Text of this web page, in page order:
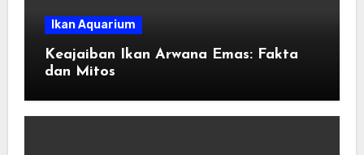
Ikan Aquarium
Keajaiban Ikan Arwana Emas: Fakta
dan Mitos